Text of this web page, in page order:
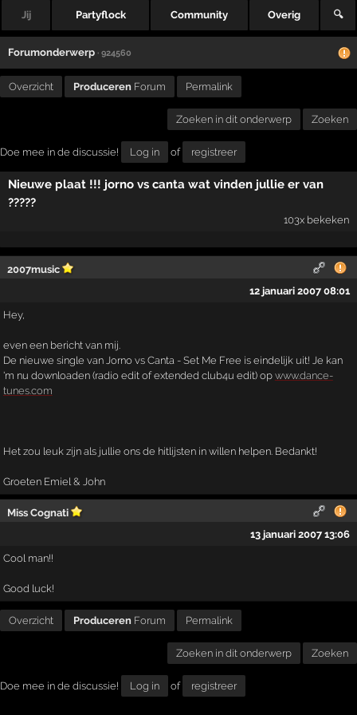
Jij Partyflock Community Overig 🔍
Forumonderwerp · 924560
Overzicht Produceren Forum Permalink
Zoeken in dit onderwerp Zoeken
Doe mee in de discussie! Log in of registreer
Nieuwe plaat !!! jorno vs canta wat vinden jullie er van
?????
103x bekeken
2007music
12 januari 2007 08:01
Hey,
even een bericht van mij.
De nieuwe single van Jorno vs Canta - Set Me Free is eindelijk uit! Je kan
'm nu downloaden (radio edit of extended club4u edit) op www.dance-
tunes.com
Het zou leuk zijn als jullie ons de hitlijsten in willen helpen. Bedankt!
Groeten Emiel & John
Miss Cognati
13 januari 2007 13:06
Cool man!!
Good luck!
Overzicht Produceren Forum Permalink
Zoeken in dit onderwerp Zoeken
Doe mee in de discussie! Log in of registreer